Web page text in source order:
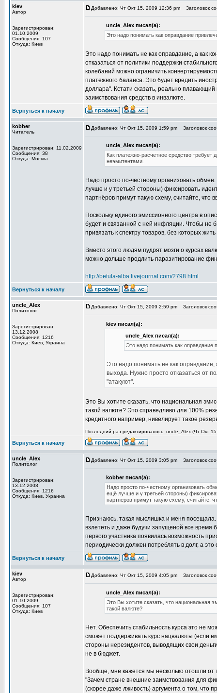
kiev
Автор
Зарегистрирован:
01.10.2009
Сообщения: 107
Откуда: Киев
Добавлено: Чт Окт 15, 2009 12:36 pm Заголовок
uncle_Alex писал(а):
Это надо понимать как оправдание
Это надо понимать не как оправдание, а как
отказаться от политики поддержки
колебаний можно ограничить
платежного баланса. Это будет вредить
доллара". Кстати сказать, реально
заимствования средств в инвалюте.
Вернуться к началу
kobber
Читатель
Зарегистрирован: 11.02.2009
Сообщения: 38
Откуда: Москва
Добавлено: Чт Окт 15, 2009 1:59 pm Заголовок
uncle_Alex писал(а):
Как платежно-расчетное средство
неэмитентами.
Надо просто по-честному организовать
лучше и у третьей стороны) фиксировать
партнёров примут такую схему, считайте, что
Поскольку единого эмиссионного центра в
будет и связанной с ней инфляции. Чтобы не
привязать к спектру товаров, без которых
Вместо этого людям пудрят мозги о курсах
можно дольше продлить паразитирование
http://betula-alba.livejournal.com/2798.html
Вернуться к началу
uncle_Alex
Политолог
Зарегистрирован:
13.12.2008
Сообщения: 1216
Откуда: Киев, Украина
Добавлено: Чт Окт 15, 2009 2:59 pm Заголовок
kiev писал(а):
uncle_Alex писал(а):
Это надо понимать как оправдание
Это надо понимать не как оправдание,
выхода. Нужно просто отказаться от
"атакуют".
Это Вы хотите сказать, что национальная
такой валюте? Это справедливо для 100%
кредитного например, нивелирует такое
Последний раз редактировалось: uncle_Alex (Чт Окт
Вернуться к началу
uncle_Alex
Политолог
Зарегистрирован:
13.12.2008
Сообщения: 1216
Откуда: Киев, Украина
Добавлено: Чт Окт 15, 2009 3:05 pm Заголовок
kobber писал(а):
Надо просто по-честному организовать
ещё лучше и у третьей стороны)
партнёров примут такую схему, считайте,
Признаюсь, такая мыслишка и меня
взлететь и даже будучи запущеной все время
первого участника появилась возможность
периодически должен потреблять в долг, а
Вернуться к началу
kiev
Автор
Зарегистрирован:
01.10.2009
Сообщения: 107
Откуда: Киев
Добавлено: Чт Окт 15, 2009 4:05 pm Заголовок
uncle_Alex писал(а):
Это Вы хотите сказать, что национальная
такой валюте?
Нет. Обеспечить стабильность курса это не
сможет поддерживать курс нацвалюты (если
стороны нерезидентов, выводящих свои
не в бюджет.
Вообще, мне кажется мы несколько отошли
"Зачем стране внешние заимствования для
(скорее даже лживость) аргумента о том, что